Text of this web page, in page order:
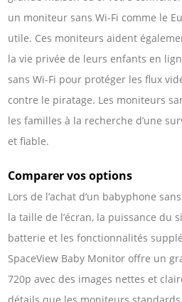
un moniteur sans Wi-Fi comme le
utile. Ces moniteurs aident
la vie privée de leurs enfants en
sans Wi-Fi pour protéger les flux
contre le piratage. Les moniteurs
les familles à la recherche d’une
et fiable.
Comparer vos options
Lors de l’achat d’un babyphone
la taille de l’écran, la puissance du
batterie et les fonctionnalités
SpaceView Baby Monitor offre un
720p avec des images nettes et